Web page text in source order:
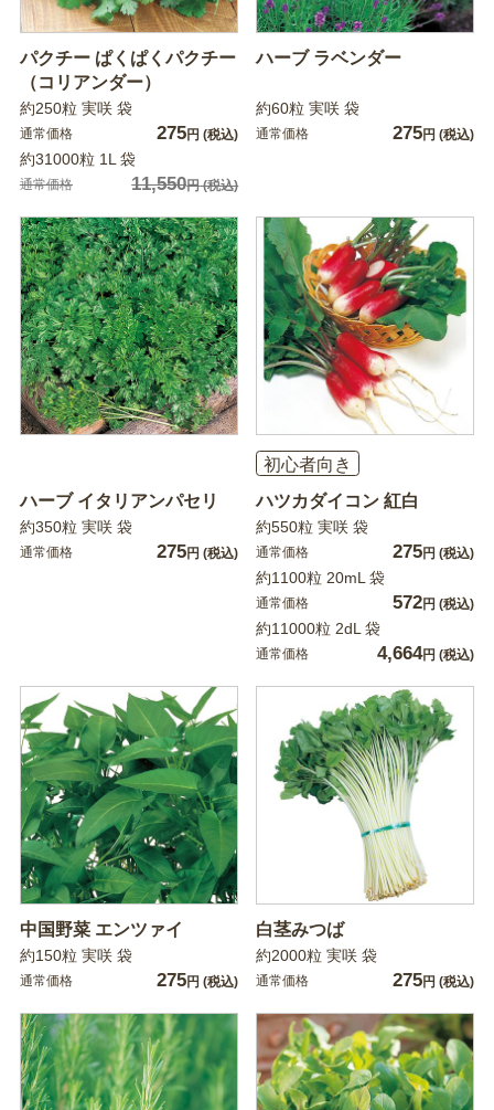
パクチー ぱくぱくパクチー
（コリアンダー）
約250粒 実咲 袋
通常価格 275円 (税込)
約31000粒 1L 袋
通常価格 11,550円(税込)
ハーブ ラベンダー
約60粒 実咲 袋
通常価格 275円 (税込)
ハーブ イタリアンパセリ
約350粒 実咲 袋
通常価格 275円 (税込)
初心者向き
ハツカダイコン 紅白
約550粒 実咲 袋
通常価格 275円 (税込)
約1100粒 20mL 袋
通常価格 572円 (税込)
約11000粒 2dL 袋
通常価格 4,664円 (税込)
中国野菜 エンツァイ
約150粒 実咲 袋
通常価格 275円 (税込)
白茎みつば
約2000粒 実咲 袋
通常価格 275円 (税込)